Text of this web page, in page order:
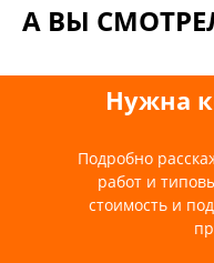
А ВЫ
Нужна
Подробно
работ и
стоимость и